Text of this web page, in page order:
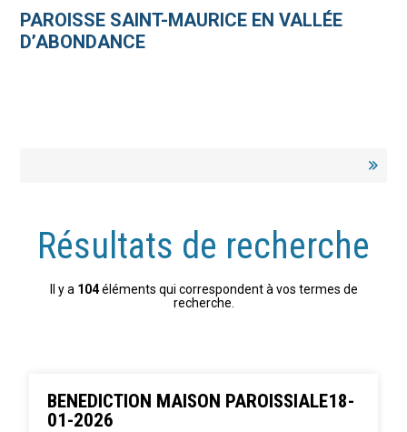
contenu.
personnelsPAROISSE SAINT-MAURICE EN VALLÉE
D’ABONDANCE
Résultats de recherche
Il y a 104éléments qui correspondent à vos termes de
recherche.
BENEDICTION MAISON PAROISSIALE18-
01-2026